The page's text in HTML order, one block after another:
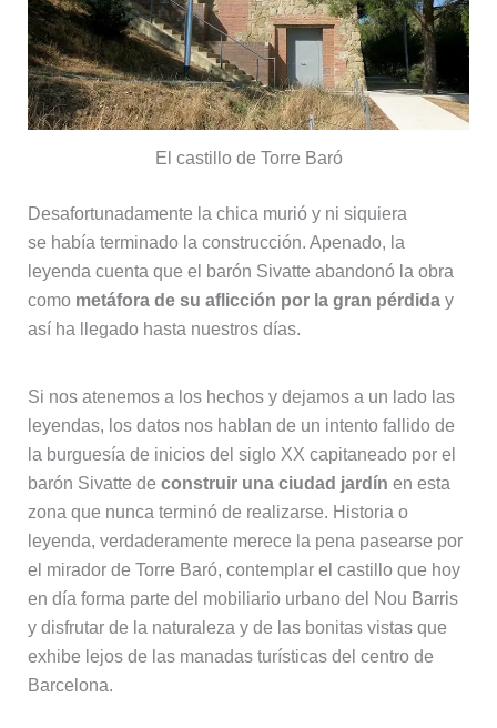
El castillo de Torre Baró
Desafortunadamente la chica murió y ni siquiera
se había terminado la construcción. Apenado, la
leyenda cuenta que el barón Sivatte abandonó la obra
como metáfora de su aflicción por la gran pérdiday
así ha llegado hasta nuestros días.
Si nos atenemos a los hechos y dejamos a un lado las
leyendas, los datos nos hablan de un intento fallido de
la burguesía de inicios del siglo XX capitaneado por el
barón Sivatte de construir una ciudad jardín en esta
zona que nunca terminó de realizarse. Historia o
leyenda, verdaderamente merece la pena pasearse por
el mirador de Torre Baró, contemplar el castillo que hoy
en día forma parte del mobiliario urbano del Nou Barris
y disfrutar de la naturaleza y de las bonitas vistas que
exhibe lejos de las manadas turísticas del centro de
Barcelona.